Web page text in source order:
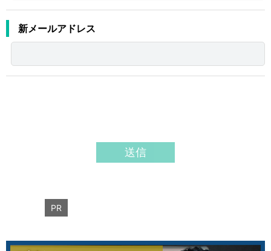
新メールアドレス
PR